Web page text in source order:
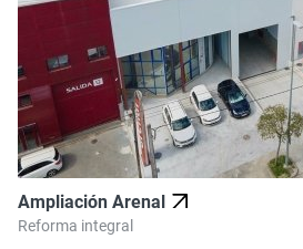
Ampliación Arenal
Reforma integral